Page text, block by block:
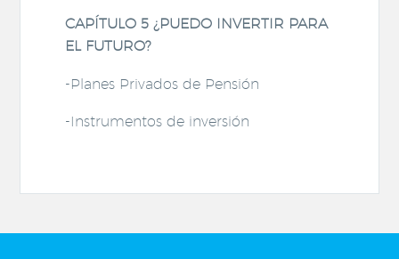
CAPÍTULO 5 ¿PUEDO INVERTIR PARA
EL FUTURO?
-Planes Privados de Pensión
-Instrumentos de inversión